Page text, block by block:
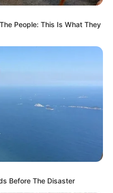
o vídeo abaixo:
People: This Is What They
Before The Disaster